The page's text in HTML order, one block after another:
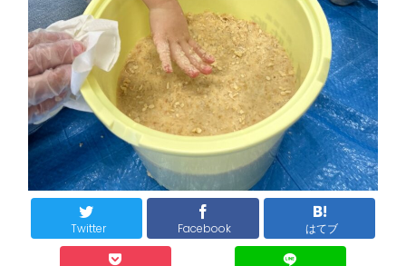
Twitter Facebook はてブ